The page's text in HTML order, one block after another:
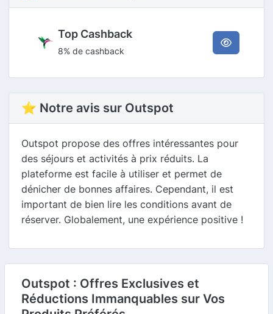
Top Cashback
8% de cashback
⭐ Notre avis sur Outspot
Outspot propose des offres intéressantes pour
des séjours et activités à prix réduits. La
plateforme est facile à utiliser et permet de
dénicher de bonnes affaires. Cependant, il est
important de bien lire les conditions avant de
réserver. Globalement, une expérience positive !
Outspot : Offres Exclusives et
Réductions Immanquables sur Vos